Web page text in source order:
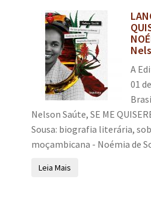
A
01
Nelson Saúte, SE ME
Sousa: biografia literária,
moçambicana - Noémia de
Leia Mais